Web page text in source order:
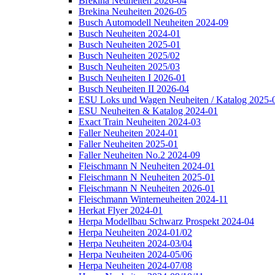
Brekina Neuheiten 2026-05
Busch Automodell Neuheiten 2024-09
Busch Neuheiten 2024-01
Busch Neuheiten 2025-01
Busch Neuheiten 2025/02
Busch Neuheiten 2025/03
Busch Neuheiten I 2026-01
Busch Neuheiten II 2026-04
ESU Loks und Wagen Neuheiten / Katalog 2025-
ESU Neuheiten & Katalog 2024-01
Exact Train Neuheiten 2024-03
Faller Neuheiten 2024-01
Faller Neuheiten 2025-01
Faller Neuheiten No.2 2024-09
Fleischmann N Neuheiten 2024-01
Fleischmann N Neuheiten 2025-01
Fleischmann N Neuheiten 2026-01
Fleischmann Winterneuheiten 2024-11
Herkat Flyer 2024-01
Herpa Modellbau Schwarz Prospekt 2024-04
Herpa Neuheiten 2024-01/02
Herpa Neuheiten 2024-03/04
Herpa Neuheiten 2024-05/06
Herpa Neuheiten 2024-07/08